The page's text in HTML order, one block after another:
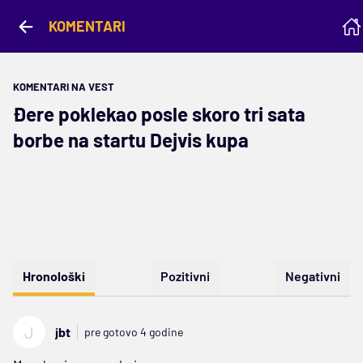
KOMENTARI
KOMENTARI NA VEST
Đere poklekao posle skoro tri sata
borbe na startu Dejvis kupa
Hronološki Pozitivni Negativni
J jbt pre gotovo 4 godine